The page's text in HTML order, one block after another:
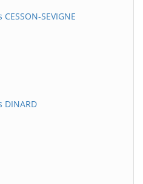
SEVIGNE
DINARD